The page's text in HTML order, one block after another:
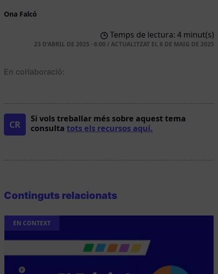
Ona Falcó
Temps de lectura: 4 minut(s)
23 D'ABRIL DE 2025 · 6:00 /ACTUALITZAT EL 6 DE MAIG DE 2025
En col·laboració:
CR
Si vols treballar més sobre aquest tema
consulta tots els recursos aquí.
Continguts relacionats
EN CONTEXT